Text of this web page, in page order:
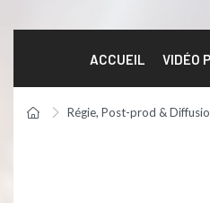
ACCUEIL VIDÉO
Régie, Post-prod &